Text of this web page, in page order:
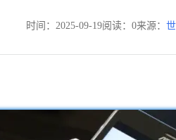
时间：2025-09-19阅读：0来源：